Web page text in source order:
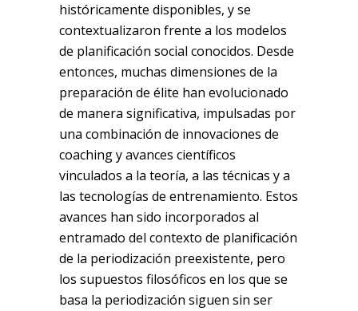
históricamente disponibles, y se
contextualizaron frente a los modelos
de planificación social conocidos. Desde
entonces, muchas dimensiones de la
preparación de élite han evolucionado
de manera significativa, impulsadas por
una combinación de innovaciones de
coaching y avances científicos
vinculados a la teoría, a las técnicas y a
las tecnologías de entrenamiento. Estos
avances han sido incorporados al
entramado del contexto de planificación
de la periodización preexistente, pero
los supuestos filosóficos en los que se
basa la periodización siguen sin ser